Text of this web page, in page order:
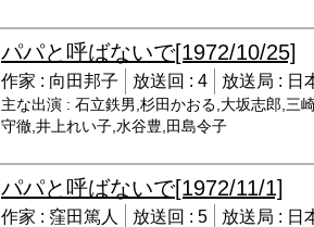
パパと呼ばないで[1972/10/25]
作家 : 向田邦子 放送回 : 4 放送局 : 日
主な出演 : 石立鉄男,杉田かおる,大坂志郎,三
守徹,井上れい子,水谷豊,田島令子
パパと呼ばないで[1972/11/1]
作家 : 窪田篤人 放送回 : 5 放送局 : 日